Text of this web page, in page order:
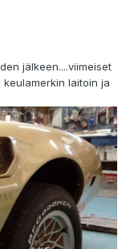
jälkeen....viimeiset
laitoin ja